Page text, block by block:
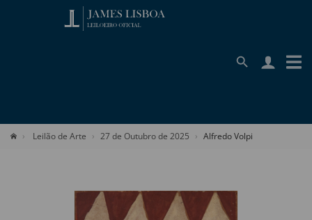
Leilão de Arte 27 de Outubro de 2025 Alfredo Volpi